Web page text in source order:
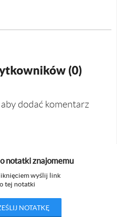
(0)
aby dodać komentarz
notatki znajomemu
wyślij link
tej notatki
NOTATKĘ